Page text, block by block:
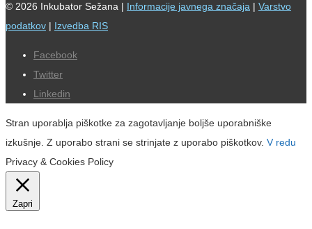
© 2026 Inkubator Sežana | Informacije javnega značaja | Varstvo
podatkov | Izvedba RIS
Facebook
Twitter
Linkedin
Stran uporablja piškotke za zagotavljanje boljše uporabniške
izkušnje. Z uporabo strani se strinjate z uporabo piškotkov. V redu
Privacy & Cookies Policy
Zapri